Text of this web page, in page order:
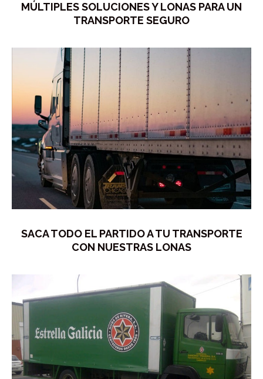
MÚLTIPLES SOLUCIONES Y LONAS PARA UN
TRANSPORTE SEGURO
SACA TODO EL PARTIDO A TU TRANSPORTE
CON NUESTRAS LONAS